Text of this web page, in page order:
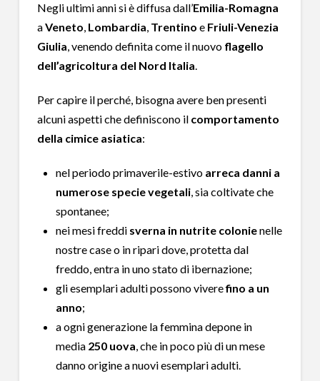
Negli ultimi anni si è diffusa dall’Emilia-Romagna
aVeneto, Lombardia, Trentino e Friuli-Venezia
Giulia, venendo definita come il nuovo flagello
dell’agricoltura del Nord Italia.
Per capire il perché, bisogna avere ben presenti
alcuni aspetti che definiscono il comportamento
della cimice asiatica:
nel periodo primaverile-estivo arreca danni a
numerose specie vegetali, sia coltivate che
spontanee;
nei mesi freddi sverna in nutrite colonienelle
nostre case o in ripari dove, protetta dal
freddo, entra in uno stato di ibernazione;
gli esemplari adulti possono viverefino a un
anno;
a ogni generazione la femmina depone in
media 250 uova, che in poco più di un mese
danno origine a nuovi esemplari adulti.